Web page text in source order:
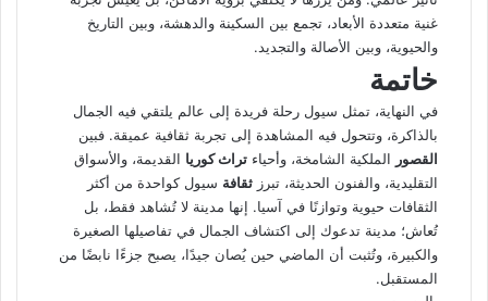
غنية متعددة الأبعاد، تجمع بين السكينة والدهشة، وبين التاريخ
والحيوية، وبين الأصالة والتجديد.
خاتمة
في النهاية، تمثل سيول رحلة فريدة إلى عالم يلتقي فيه الجمال
بالذاكرة، وتتحول فيه المشاهدة إلى تجربة ثقافية عميقة. فبين
القصور الملكية الشامخة، وأحياء تراث كوريا القديمة، والأسواق
التقليدية، والفنون الحديثة، تبرز ثقافة سيول كواحدة من أكثر
الثقافات حيوية وتوازنًا في آسيا. إنها مدينة لا تُشاهد فقط، بل
تُعاش؛ مدينة تدعوك إلى اكتشاف الجمال في تفاصيلها الصغيرة
والكبيرة، وتُثبت أن الماضي حين يُصان جيدًا، يصبح جزءًا نابضًا من
المستقبل.